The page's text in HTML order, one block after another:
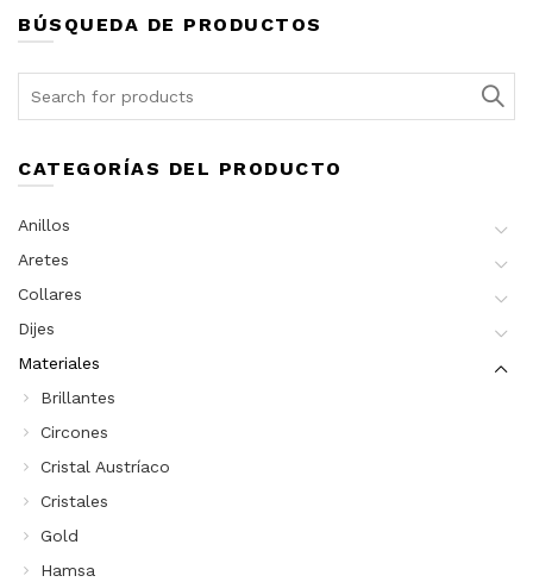
de
BÚSQUEDA DE PRODUCTOS
CATEGORÍAS DEL PRODUCTO
Anillos
Aretes
Collares
Dijes
Materiales
Brillantes
Circones
Cristal Austríaco
Cristales
Gold
Hamsa